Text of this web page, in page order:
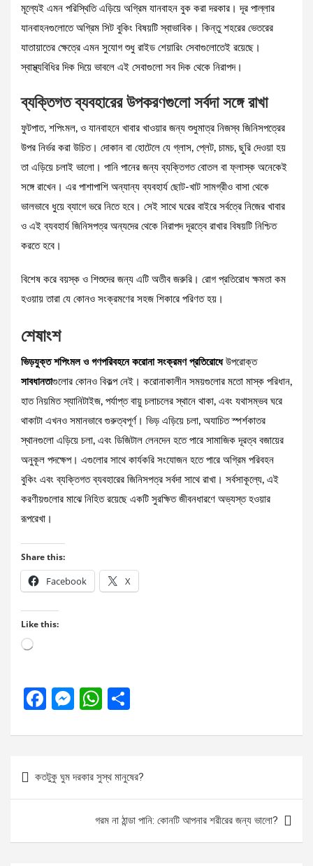
মূল্যেই এমন পরিস্থিতি এড়িয়ে অগ্রিম যানবাহন বুক করা দরকার। দূর পাল্লার
যানবাহনগুলোতে অগ্রিম সিট বুকিং বিষয়টি স্বাভাবিক। কিন্তু শহরের ভেতরের
যাতায়াতের ক্ষেত্রে এমন সুযোগ শুধু রাইড শেয়ারিং সেবাগুলোতেই রয়েছে।
স্বাস্থ্যবিধির দিক দিয়ে ভাবলে এই সেবাগুলো সব দিক থেকে নিরাপদ।
ব্যক্তিগত ব্যবহারের উপকরণগুলো সর্বদা সঙ্গে রাখা
ফুটপাত, শপিংমল, ও যানবাহনে খাবার খাওয়ার জন্য শুধুমাত্র নিজস্ব জিনিসপত্রের
উপর নির্ভর করা উচিত। দোকান বা হোটেলে যে গ্লাস, প্লেট, চামচ, ছুরি দেওয়া হয়
তা এড়িয়ে চলাই ভালো। পানি পানের জন্য ব্যক্তিগত বোতল বা ফ্লাস্ক অনেকেই
সঙ্গে রাখেন। এর পাশাপাশি অন্যান্য ব্যবহার্য ছোট-খাট সামগ্রীও বাসা থেকে
ভালভাবে ধুয়ে ব্যাগে ভরে নিতে হবে। সেই সাথে ঘরের বাইরে সর্বত্রে নিজের খাবার
ও এই ব্যবহার্য জিনিসপত্র অন্যদের থেকে নিরাপদ দূরত্বে রাখার বিষয়টি নিশ্চিত
করতে হবে।
বিশেষ করে বয়স্ক ও শিশুদের জন্য এটি অতীব জরুরি। রোগ প্রতিরোধ ক্ষমতা কম
হওয়ায় তারা যে কোনও সংক্রমণের সহজ শিকারে পরিণত হয়।
শেষাংশ
ভিড়যুক্ত শপিংমল ও গণপরিবহনে করোনা সংক্রমণ প্রতিরোধে উপরোক্ত
সাবধানতাগুলোর কোনও বিকল্প নেই। করোনাকালীন সময়গুলোর মতো মাস্ক পরিধান,
হাত নিয়মিত স্যানিটাইজ, পর্যাপ্ত বায়ু চলাচলের স্থানে থাকা, এবং যথাসম্ভব ঘরে
থাকাটা এখনও সমানভাবে গুরুত্বপূর্ণ। ভিড় এড়িয়ে চলা, অযাচিত স্পর্শকাতর
স্থানগুলো এড়িয়ে চলা, এবং ডিজিটাল লেনদেন হতে পারে সামাজিক দূরত্ব বজায়ের
অনুকূল পদক্ষেপ। এগুলোর সাথে কার্যকরি সংযোজন হতে পারে অগ্রিম পরিবহন
বুকিং এবং ব্যক্তিগত ব্যবহারের জিনিসপত্র সর্বদা সাথে রাখা। সর্বসাকূল্যে, এই
করণীয়গুলোর মাঝে নিহিত রয়েছে একটি সুরক্ষিত জীবনধারণে অভ্যস্ত হওয়ার
রূপরেখা।
Share this:
Facebook X
Like this:
Loading…
F
ce
b
o
M
se
g
W
at
A
p
ar
e
Post
navigation
কতটুকু ঘুম দরকার সুস্থ মানুষের?
গরম না ঠান্ডা পানি: কোনটি আপনার শরীরের জন্য ভালো?